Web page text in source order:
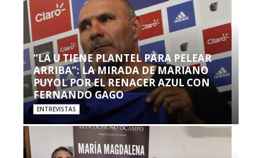
“LA U TIENE PLANTEL PARA PELEAR
ARRIBA”: LA MIRADA DE MARIANO
PUYOL POR EL RENACER AZUL CON
FERNANDO GAGO
ENTREVISTAS